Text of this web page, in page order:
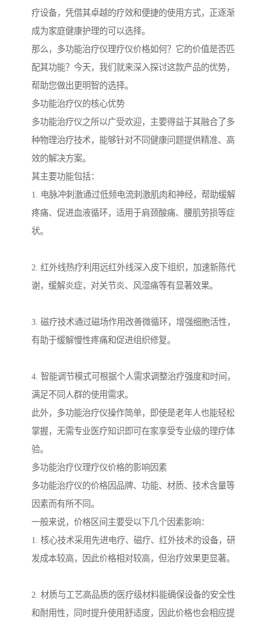
疗设备，凭借其卓越的疗效和便捷的使用方式，正逐渐
成为家庭健康护理的可以选择。
那么，多功能治疗仪理疗仪价格如何？它的价值是否匹
配其功能？今天，我们就来深入探讨这款产品的优势，
帮助您做出更明智的选择。
多功能治疗仪的核心优势
多功能治疗仪之所以广受欢迎，主要得益于其融合了多
种物理治疗技术，能够针对不同健康问题提供精准、高
效的解决方案。
其主要功能包括：
1. 电脉冲刺激通过低频电流刺激肌肉和神经，帮助缓解
疼痛、促进血液循环，适用于肩颈酸痛、腰肌劳损等症
状。
2. 红外线热疗利用远红外线深入皮下组织，加速新陈代
谢，缓解炎症，对关节炎、风湿痛等有显著效果。
3. 磁疗技术通过磁场作用改善微循环，增强细胞活性，
有助于缓解慢性疼痛和促进组织修复。
4. 智能调节模式可根据个人需求调整治疗强度和时间，
满足不同人群的使用需求。
此外，多功能治疗仪操作简单，即使是老年人也能轻松
掌握，无需专业医疗知识即可在家享受专业级的理疗体
验。
多功能治疗仪理疗仪价格的影响因素
多功能治疗仪的价格因品牌、功能、材质、技术含量等
因素而有所不同。
一般来说，价格区间主要受以下几个因素影响：
1. 核心技术采用先进电疗、磁疗、红外技术的设备，研
发成本较高，因此价格相对较高，但治疗效果更显著。
2. 材质与工艺高品质的医疗级材料能确保设备的安全性
和耐用性，同时提升使用舒适度，因此价格也会相应提